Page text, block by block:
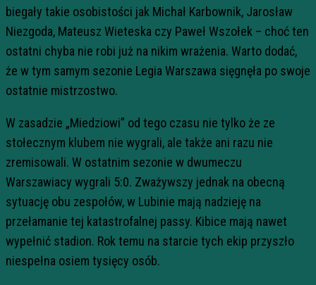
biegały takie osobistości jak Michał Karbownik, Jarosław
Niezgoda, Mateusz Wieteska czy Paweł Wszołek – choć ten
ostatni chyba nie robi już na nikim wrażenia. Warto dodać,
że w tym samym sezonie Legia Warszawa sięgnęła po swoje
ostatnie mistrzostwo.
W zasadzie „Miedziowi” od tego czasu nie tylko że ze
stołecznym klubem nie wygrali, ale także ani razu nie
zremisowali. W ostatnim sezonie w dwumeczu
Warszawiacy wygrali 5:0. Zważywszy jednak na obecną
sytuację obu zespołów, w Lubinie mają nadzieję na
przełamanie tej katastrofalnej passy. Kibice mają nawet
wypełnić stadion. Rok temu na starcie tych ekip przyszło
niespełna osiem tysięcy osób.